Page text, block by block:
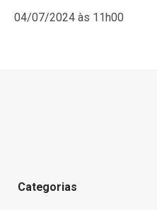
04/07/2024 às 11h00
Categorias